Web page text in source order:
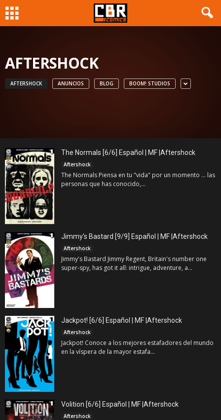
AFTERSHOCK
AFTERSHOCK ANUNCIOS BLOG BOOM! STUDIOS
The Normals [6/6] Español | MF |Aftershock
Aftershock
The Normals Piensa en tu "vida" por un momento … las
personas que has conocido,...
Jimmy’s Bastard [9/9] Español | MF |Aftershock
Aftershock
Jimmy's Bastard Jimmy Regent, Britain's number one
super-spy, has got it all: intrigue, adventure, a...
Jackpot! [6/6] Español | MF |Aftershock
Aftershock
Jackpot! Conoce a los mejores estafadores del mundo
en la víspera de la mayor estafa...
Volition [6/6] Español | MF |Aftershock
Aftershock